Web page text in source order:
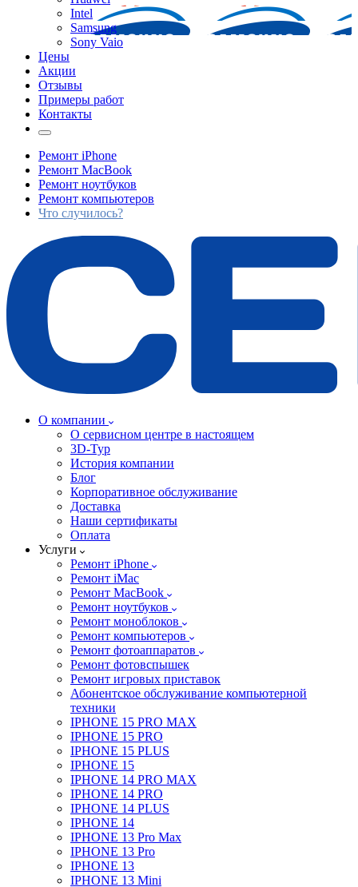
Intel
Samsung
Sony Vaio
Цены
Акции
Отзывы
Примеры работ
Контакты
Ремонт iPhone
Ремонт MacBook
Ремонт ноутбуков
Ремонт компьютеров
Что случилось?
О компании
О сервисном центре в настоящем
3D-Тур
История компании
Блог
Корпоративное обслуживание
Доставка
Наши сертификаты
Оплата
Услуги
Ремонт iPhone
Ремонт iMac
Ремонт MacBook
Ремонт ноутбуков
Ремонт моноблоков
Ремонт компьютеров
Ремонт фотоаппаратов
Ремонт фотовспышек
Ремонт игровых приставок
Абонентское обслуживание компьютерной
техники
IPHONE 15 PRO MAX
IPHONE 15 PRO
IPHONE 15 PLUS
IPHONE 15
IPHONE 14 PRO MAX
IPHONE 14 PRO
IPHONE 14 PLUS
IPHONE 14
IPHONE 13 Pro Max
IPHONE 13 Pro
IPHONE 13
IPHONE 13 Mini